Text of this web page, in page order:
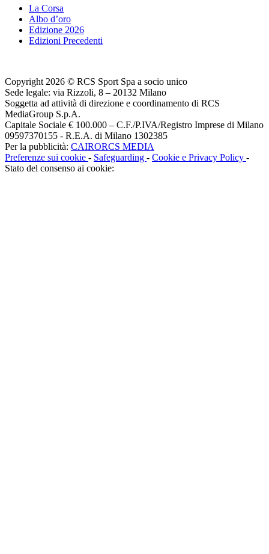
La Corsa
Albo d’oro
Edizione 2026
Edizioni Precedenti
Copyright 2026 © RCS Sport Spa a socio unico
Sede legale: via Rizzoli, 8 – 20132 Milano
Soggetta ad attività di direzione e coordinamento di RCS
MediaGroup S.p.A.
Capitale Sociale € 100.000 – C.F./P.IVA/Registro Imprese di Milano
09597370155 - R.E.A. di Milano 1302385
Per la pubblicità: CAIRORCS MEDIA
Preferenze sui cookie - Safeguarding - Cookie e Privacy Policy -
Stato del consenso ai cookie: